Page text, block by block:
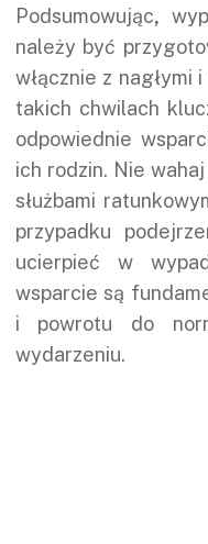
Podsumowując,
należy być
włącznie z nagłymi
takich chwilach
odpowiednie
ich rodzin. Nie
służbami
przypadku
ucierpieć w
wsparcie są
i powrotu do
wydarzeniu.